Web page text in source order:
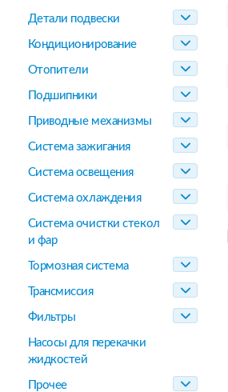
Детали подвески
Кондиционирование
Отопители
Подшипники
Приводные механизмы
Система зажигания
Система освещения
Система охлаждения
Система очистки стекол
и фар
Тормозная система
Трансмиссия
Фильтры
Насосы для перекачки
жидкостей
Прочее